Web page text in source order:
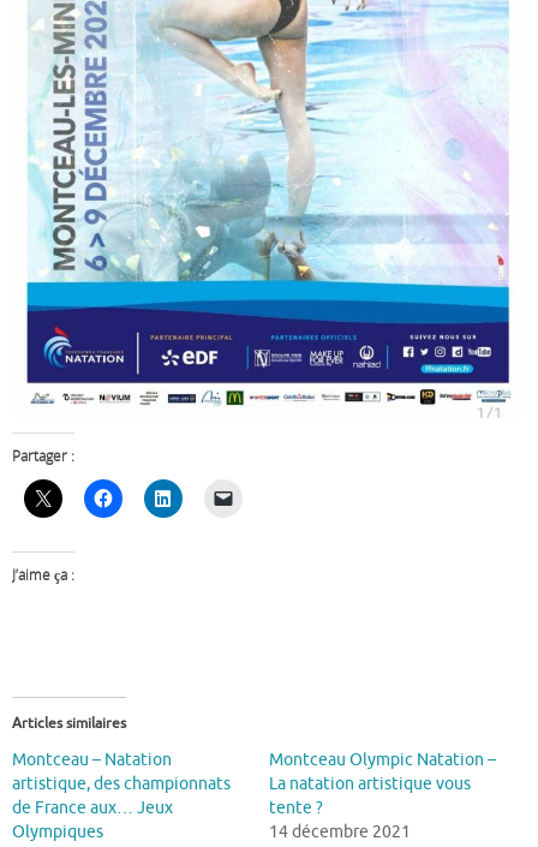
Partager :
J’aime ça :
Articles similaires
Montceau – Natation
artistique, des championnats
de France aux… Jeux
Olympiques
Montceau Olympic Natation –
La natation artistique vous
tente ?
14 décembre 2021